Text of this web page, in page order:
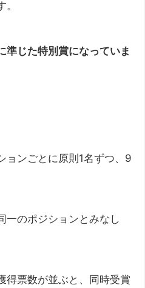
準じた特別賞になっていま
ョンごとに原則1名ずつ、9
一のポジションとみなし
得票数が並ぶと、同時受賞